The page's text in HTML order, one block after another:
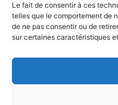
Le fait de consentir à ces
telles que le comportement de
de ne pas consentir ou de
sur certaines caractéristiques
© 2026 FLO &